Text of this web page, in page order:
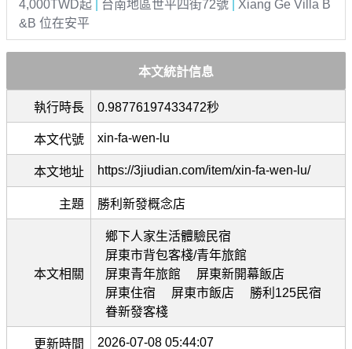
4,000TWD起
台南地區世平四街72號
Xiang Ge Villa B
&B 位在安平
本文統計信息
執行時長 0.98776197433472秒
本文代號 xin-fa-wen-lu
本文地址 https://3jiudian.com/item/xin-fa-wen-lu/
主題 勝利新發概念店
本文相關
鄉下人家生活體驗民宿
屏東市背包客棧/青年旅館
屏東青年旅館
屏東新開幕飯店
屏東住宿
屏東市飯店
勝利125民宿
眷新發客棧
更新時間 2026-07-08 05:44:07